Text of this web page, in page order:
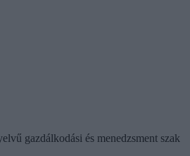
gazdálkodási és menedzsment szak